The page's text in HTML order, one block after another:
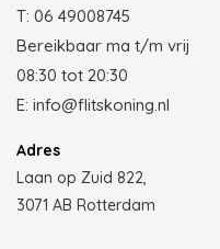
T: 06 49008745
Bereikbaar ma t/m vrij
08:30 tot 20:30
E: info@flitskoning.nl
Adres
Laan op Zuid 822,
3071 AB Rotterdam